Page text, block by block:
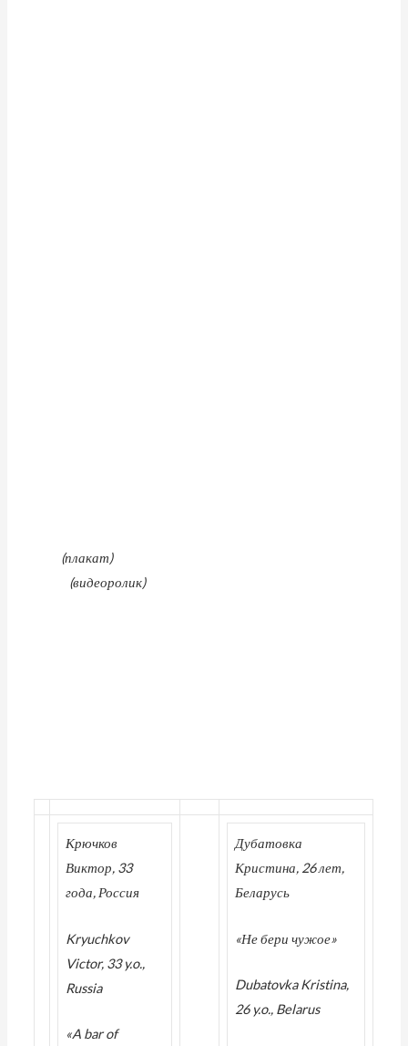
(плакат)
(видеоролик)
Крючков
Виктор, 33
года, Россия
Kryuchkov
Victor, 33 y.o.,
Russia
«A bar of
Дубатовка
Кристина, 26 лет,
Беларусь
«Не бери чужое»
Dubatovka Kristina,
26 y.o., Belarus